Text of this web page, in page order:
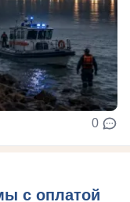
0
с оплатой